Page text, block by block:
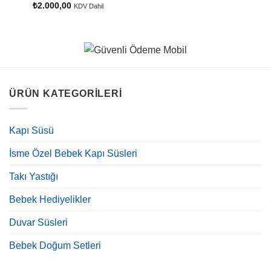
₺2.000,00 KDV Dahil
ÜRÜN KATEGORILERI
Kapı Süsü
İsme Özel Bebek Kapı Süsleri
Takı Yastığı
Bebek Hediyelikler
Duvar Süsleri
Bebek Doğum Setleri